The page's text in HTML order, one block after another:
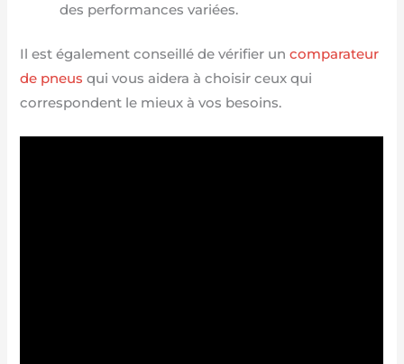
des performances variées.
Il est également conseillé de vérifier uncomparateur
de pneus qui vous aidera à choisir ceux qui
correspondent le mieux à vos besoins.